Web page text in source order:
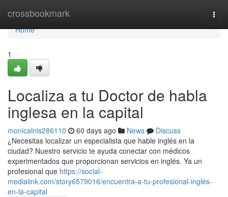
crossbookmark
Home
Home
1
Localiza a tu Doctor de habla
inglesa en la capital
monicalnis286110 60 days ago News
Discuss
¿Necesitas localizar un especialista que hable inglés en la
ciudad? Nuestro servicio te ayuda conectar con médicos
experimentados que proporcionan servicios en inglés. Ya un
profesional que https://social-
medialink.com/story6579016/encuentra-a-tu-profesional-inglés-
en-la-capital